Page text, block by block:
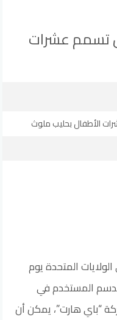
تسمم عشرات
المتحدة يوم
المستخدم في
“باي هارت”، يمكن أن